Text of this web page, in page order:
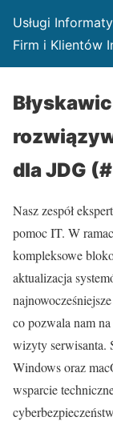
Usługi
Firm i Klientów
dla JDG
Nasz zespół
pomoc IT. W
kompleksowe
aktualizacja
co pozwala nam
wizyty serwisanta.
Windows oraz
wsparcie